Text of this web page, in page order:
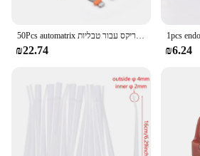
50Pcs automatrix שיניים ערכת מטריקס להקות עם הלבשה שיניים מטריקס מטריצות חתך מטריקס עבור טבליות
₪22.74 ₪6.24